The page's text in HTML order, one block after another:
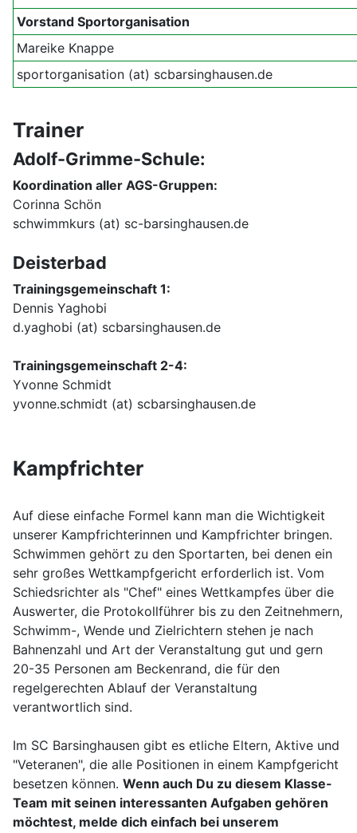
Vorstand Sportorganisation
Mareike Knappe
sportorganisation (at) scbarsinghausen.de
Trainer
Adolf-Grimme-Schule:
Koordination aller AGS-Gruppen:
Corinna Schön
schwimmkurs (at) sc-barsinghausen.de
Deisterbad
Trainingsgemeinschaft 1:
Dennis Yaghobi
d.yaghobi (at) scbarsinghausen.de
Trainingsgemeinschaft 2-4:
Yvonne Schmidt
yvonne.schmidt (at) scbarsinghausen.de
Kampfrichter
Auf diese einfache Formel kann man die Wichtigkeit
unserer Kampfrichterinnen und Kampfrichter bringen.
Schwimmen gehört zu den Sportarten, bei denen ein
sehr großes Wettkampfgericht erforderlich ist. Vom
Schiedsrichter als "Chef" eines Wettkampfes über die
Auswerter, die Protokollführer bis zu den Zeitnehmern,
Schwimm-, Wende und Zielrichtern stehen je nach
Bahnenzahl und Art der Veranstaltung gut und gern
20-35 Personen am Beckenrand, die für den
regelgerechten Ablauf der Veranstaltung
verantwortlich sind.
Im SC Barsinghausen gibt es etliche Eltern, Aktive und
"Veteranen", die alle Positionen in einem Kampfgericht
besetzen können. Wenn auch Du zu diesem Klasse-
Team mit seinen interessanten Aufgaben gehören
möchtest, melde dich einfach bei unserem